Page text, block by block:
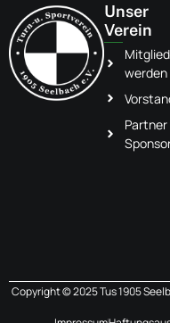
Unser
Verein
Mitglied
werden
Partner
Copyright © 2025 Tus 1905